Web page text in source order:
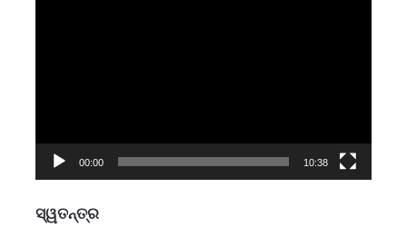
00:00 10:38
ସ୍ୱତନ୍ତ୍ର